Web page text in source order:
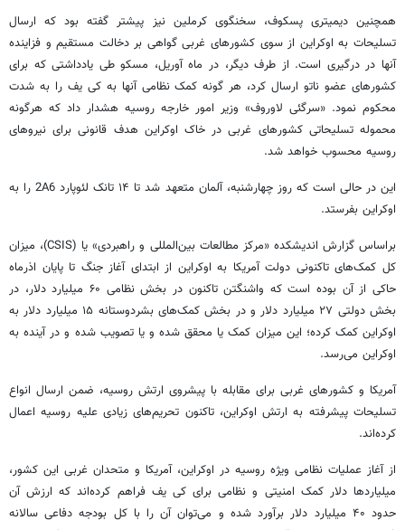
همچنین دیمیتری پسکوف، سخنگوی کرملین نیز پیشتر گفته بود که ارسال
تسلیحات به اوکراین از سوی کشورهای غربی گواهی بر دخالت مستقیم و فزاینده
آنها در درگیری است. از طرف دیگر، در ماه آوریل، مسکو طی یادداشتی که برای
کشورهای عضو ناتو ارسال کرد، هر گونه کمک نظامی آنها به کی یف را به شدت
محکوم نمود. «سرگئی لاوروف» وزیر امور خارجه روسیه هشدار داد که هرگونه
محموله تسلیحاتی کشورهای غربی در خاک اوکراین هدف قانونی برای نیروهای
روسیه محسوب خواهد شد.
این در حالی است که روز چهارشنبه، آلمان متعهد شد تا ۱۴ تانک لئوپارد 2A6 را به
اوکراین بفرستد.
براساس گزارش اندیشکده «مرکز مطالعات بین‌المللی و راهبردی» یا (CSIS)، میزان
کل کمک‌های تاکنونی دولت آمریکا به اوکراین از ابتدای آغاز جنگ تا پایان اذرماه
حاکی از آن بوده است که واشنگتن تاکنون در بخش نظامی ۶۰ میلیارد دلار، در
بخش دولتی ۲۷ میلیارد دلار و در بخش کمک‌های بشردوستانه ۱۵ میلیارد دلار به
اوکراین کمک کرده؛ این میزان کمک یا محقق شده و یا تصویب شده و در آینده به
اوکراین می‌رسد.
آمریکا و کشورهای غربی برای مقابله با پیشروی ارتش روسیه، ضمن ارسال انواع
تسلیحات پیشرفته به ارتش اوکراین، تاکنون تحریم‌های زیادی علیه روسیه اعمال
کرده‌اند.
از آغاز عملیات نظامی ویژه روسیه در اوکراین، آمریکا و متحدان غربی این کشور،
میلیاردها دلار کمک امنیتی و نظامی برای کی یف فراهم کرده‌اند که ارزش آن
حدود ۴۰ میلیارد دلار برآورد شده و می‌توان آن را با کل بودجه دفاعی سالانه